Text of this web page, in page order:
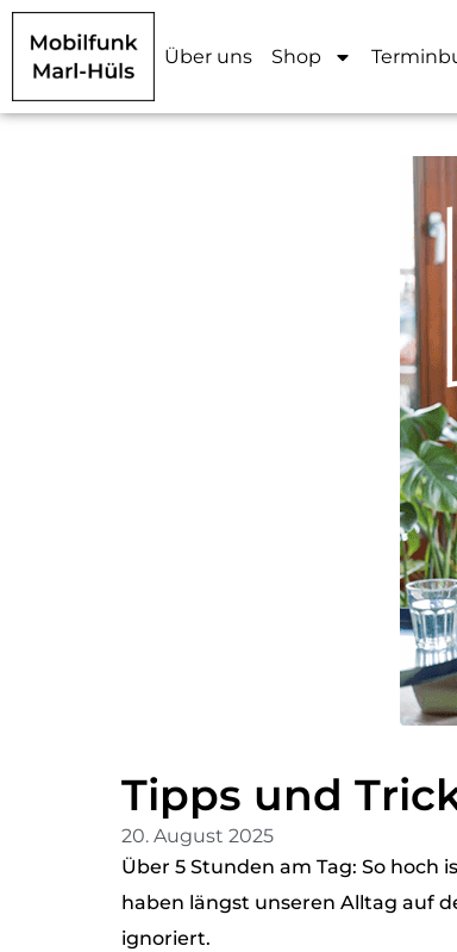
Über uns Shop
Tipps und
20. August 2025
Über 5 Stunden am Tag: So
haben längst unseren Alltag auf
ignoriert.